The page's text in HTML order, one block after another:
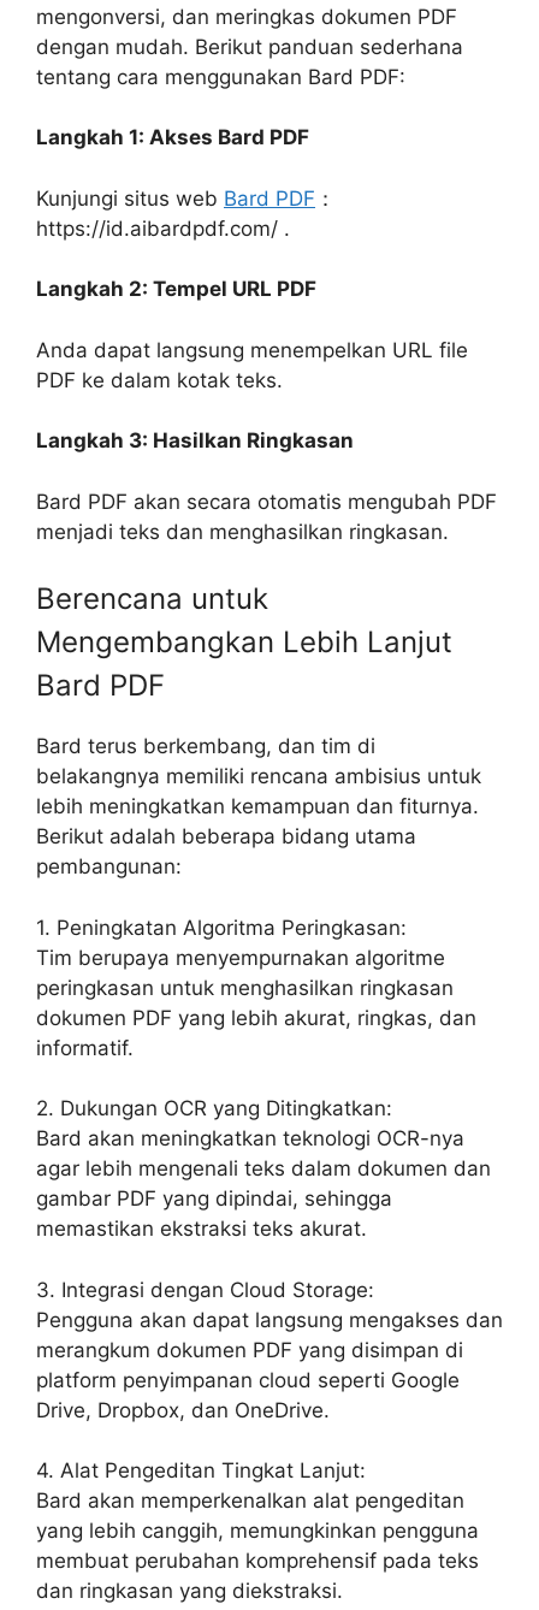
mengonversi, dan meringkas dokumen PDF
dengan mudah. Berikut panduan sederhana
tentang cara menggunakan Bard PDF:
Langkah 1: Akses Bard PDF
Kunjungi situs web Bard PDF ：
https://id.aibardpdf.com/ .
Langkah 2: Tempel URL PDF
Anda dapat langsung menempelkan URL file
PDF ke dalam kotak teks.
Langkah 3: Hasilkan Ringkasan
Bard PDF akan secara otomatis mengubah PDF
menjadi teks dan menghasilkan ringkasan.
Berencana untuk
Mengembangkan Lebih Lanjut
Bard PDF
Bard terus berkembang, dan tim di
belakangnya memiliki rencana ambisius untuk
lebih meningkatkan kemampuan dan fiturnya.
Berikut adalah beberapa bidang utama
pembangunan:
1. Peningkatan Algoritma Peringkasan:
Tim berupaya menyempurnakan algoritme
peringkasan untuk menghasilkan ringkasan
dokumen PDF yang lebih akurat, ringkas, dan
informatif.
2. Dukungan OCR yang Ditingkatkan:
Bard akan meningkatkan teknologi OCR-nya
agar lebih mengenali teks dalam dokumen dan
gambar PDF yang dipindai, sehingga
memastikan ekstraksi teks akurat.
3. Integrasi dengan Cloud Storage:
Pengguna akan dapat langsung mengakses dan
merangkum dokumen PDF yang disimpan di
platform penyimpanan cloud seperti Google
Drive, Dropbox, dan OneDrive.
4. Alat Pengeditan Tingkat Lanjut:
Bard akan memperkenalkan alat pengeditan
yang lebih canggih, memungkinkan pengguna
membuat perubahan komprehensif pada teks
dan ringkasan yang diekstraksi.